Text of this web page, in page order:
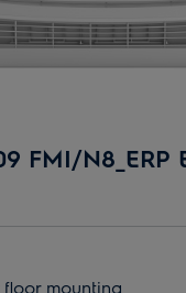
FMI/N8_ERP
mounting